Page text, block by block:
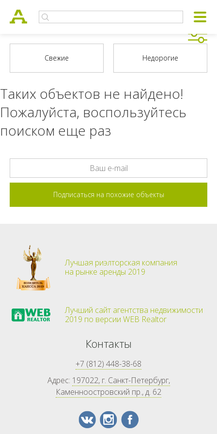
Таких объектов не найдено!
Пожалуйста, воспользуйтесь
поиском еще раз
Лучшая риэлторская компания
на рынке аренды 2019
Лучший сайт агентства недвижимости
2019 по версии WEB Realtor
Контакты
+7 (812) 448-38-68
Адрес: 197022, г. Санкт-Петербург,
Каменноостровский пр., д. 62